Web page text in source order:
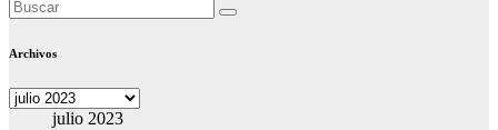
Archivos
Archivos
julio 2023